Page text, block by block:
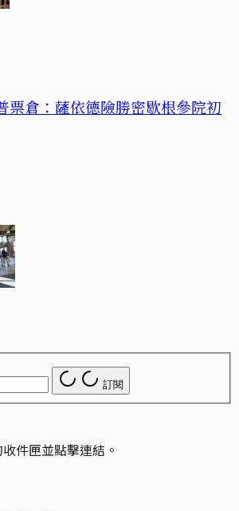
票倉：薩依德險勝密歇根參院初
訂閱
件匣並點擊連結。